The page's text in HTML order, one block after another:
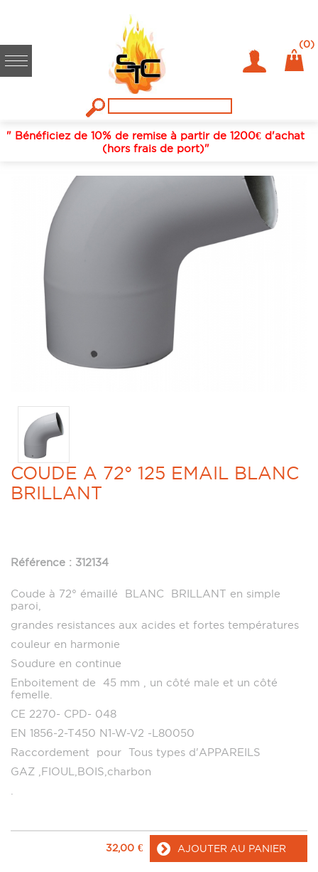
(0)
" Bénéficiez de 10% de remise à partir de 1200€ d'achat
(hors frais de port)"
Fumisterie / conduits de fumées
Blanc
COUDE A 72° 125 EMAIL BLANC BRILLANT
COUDE A 72° 125 EMAIL BLANC
BRILLANT
Référence : 312134
Coude à 72° émaillé BLANC BRILLANT en simple
paroi,
grandes resistances aux acides et fortes températures
couleur en harmonie
Soudure en continue
Enboitement de 45 mm , un côté male et un côté
femelle.
CE 2270- CPD- 048
EN 1856-2-T450 N1-W-V2 -L80050
Raccordement pour Tous types d'APPAREILS
GAZ ,FIOUL,BOIS,charbon
32,00 € AJOUTER AU PANIER